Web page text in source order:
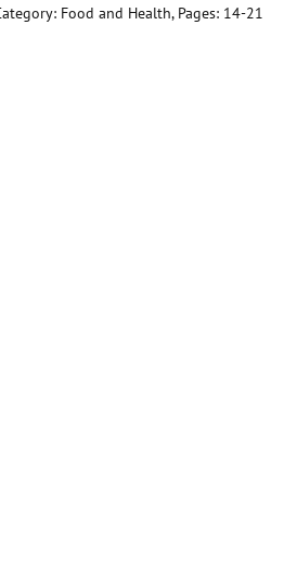
Food and Health, Pages: 14-21